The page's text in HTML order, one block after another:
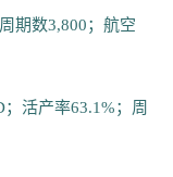
期数3,800；航空
活产率63.1%；周